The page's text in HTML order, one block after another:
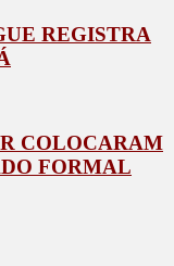
REGISTRA
COLOCARAM
FORMAL